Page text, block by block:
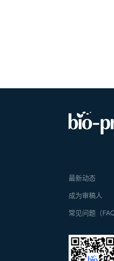
最新动态
成为审稿人
常见问题（